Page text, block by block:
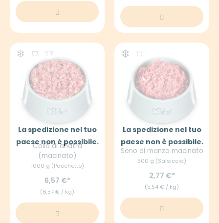
La spedizione nel tuo
paese non è possibile.
Collo di anatra
(macinato)
1000 g (Pacchetto)
6,57 €
(6,57 € / kg)
La spedizione nel tuo
paese non è possibile.
Seno di manzo macinato
500 g (Salsiccia)
2,77 €
(5,54 € / kg)